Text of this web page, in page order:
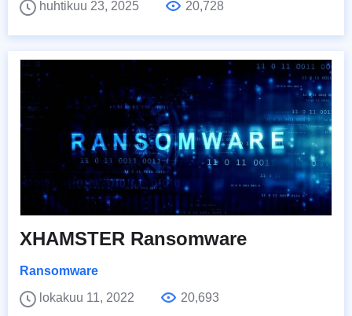
huhtikuu 23, 2025
20,728
XHAMSTER Ransomware
Ransomware
lokakuu 11, 2022
20,693